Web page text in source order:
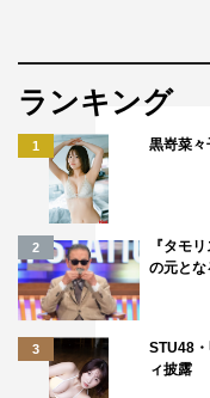
ランキング
1 黒嵜菜々
2
『タモ
の元と
3
STU48
ィ披露